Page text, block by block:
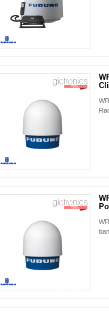
NUEVO
NUEVO